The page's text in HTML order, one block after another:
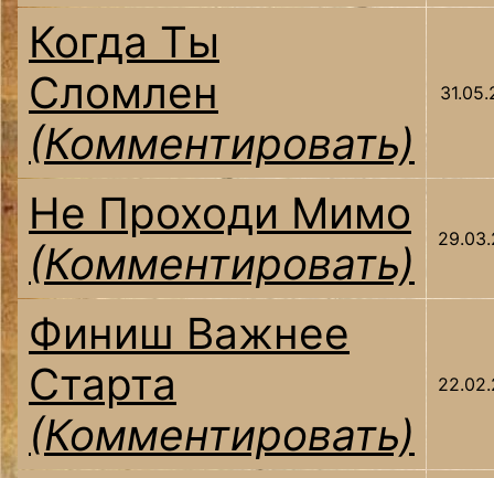
Когда Ты
Сломлен
(Комментировать)
Не Проходи Мимо
(Комментировать)
Финиш Важнее
Старта
(Комментировать)